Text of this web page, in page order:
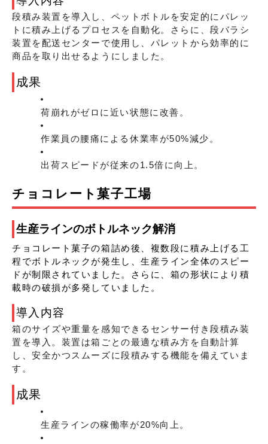
段積み装置を導入し、ペットボトルを安定的にパレッ
トに積み上げるプロセスを自動化。さらに、段バラシ
装置を配送センターで使用し、パレットから効率的に
商品を取り出せるようにしました。
成果
荷崩れがゼロに近い状態に改善。
作業員の腰痛による休業率が50%減少。
出荷スピードが従来の1.5倍に向上。
チョコレート菓子工場
生産ラインのボトルネック解消
チョコレート菓子の箱詰め後、複数段に積み上げる工
程でボトルネックが発生し、生産ライン全体のスピー
ドが制限されていました。さらに、箱の形状により積
載時の破損が多発していました。
導入内容
箱のサイズや重量を感知できるセンサー付き段積み装
置を導入。装置は箱ごとの最適な積み方を自動計算
し、安全かつスムーズに段積みする機能を備えていま
す。
成果
生産ラインの稼働率が20%向上。